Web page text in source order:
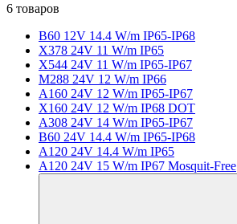
6 товаров
B60 12V 14.4 W/m IP65-IP68
X378 24V 11 W/m IP65
X544 24V 11 W/m IP65-IP67
M288 24V 12 W/m IP66
A160 24V 12 W/m IP65-IP67
X160 24V 12 W/m IP68 DOT
A308 24V 14 W/m IP65-IP67
B60 24V 14.4 W/m IP65-IP68
A120 24V 14.4 W/m IP65
A120 24V 15 W/m IP67 Mosquit-Free